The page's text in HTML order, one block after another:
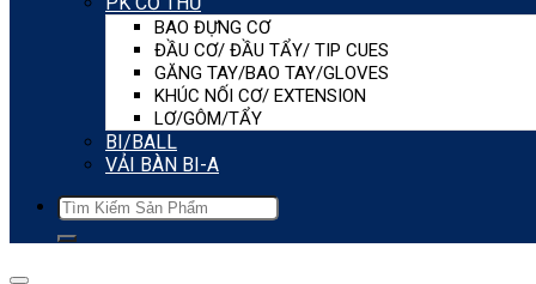
BAO ĐỰNG CƠ
ĐẦU CƠ/ ĐẦU TẨY/ TIP CUES
GĂNG TAY/BAO TAY/GLOVES
KHÚC NỐI CƠ/ EXTENSION
LƠ/GÔM/TẨY
BI/BALL
VẢI BÀN BI-A
Tìm
kiếm: